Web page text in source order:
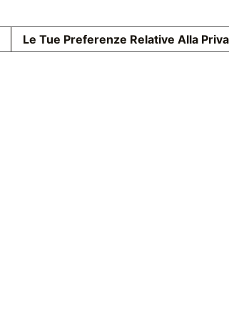
Le Tue Preferenze Relative Alla